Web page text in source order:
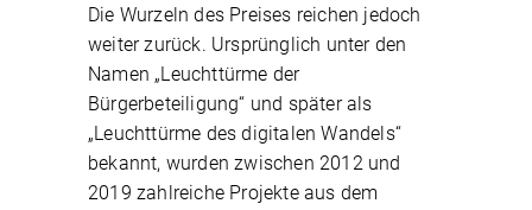
Die Wurzeln des Preises reichen jedoch
weiter zurück. Ursprünglich unter den
Namen „Leuchttürme der
Bürgerbeteiligung“ und später als
„Leuchttürme des digitalen Wandels“
bekannt, wurden zwischen 2012 und
2019 zahlreiche Projekte aus dem